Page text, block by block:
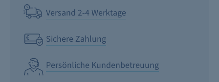
Versand 2-4 Werktage
Sichere Zahlung
Persönliche Kundenbetreuung